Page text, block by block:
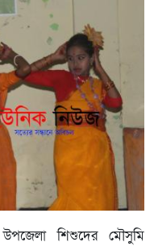
শিশুদের মৌসুমি